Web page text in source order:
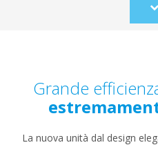
Grande
La nuova unità dal design